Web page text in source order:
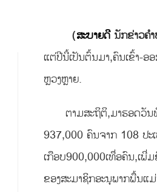
（ສະບາຍດີ ນັກຂ່າວຄຳ
ແຕ່ປີນີ້ເປັນຕົ້ນມາ,ຄົນເຂົ້າ-ອ
ຫຼວງຫຼາຍ.
ຕາມສະຖິຕິ,ມາຮອດວັ
937,000 ຄົນຈາກ 108 ປະ
ເກືອບ900,000ເທື່ອຄົນ,ເພີ່
ຂອງສະມາຊິກອະນຸພາກພື້ນແ